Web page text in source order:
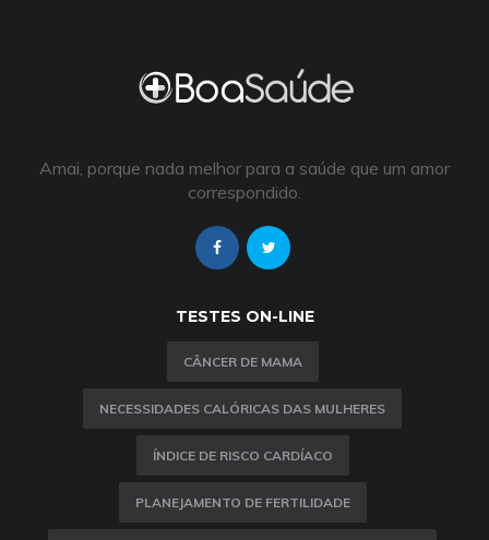
Amai, porque nada melhor para a saúde que um amor
correspondido.
TESTES ON-LINE
CÂNCER DE MAMA
NECESSIDADES CALÓRICAS DAS MULHERES
ÍNDICE DE RISCO CARDÍACO
PLANEJAMENTO DE FERTILIDADE